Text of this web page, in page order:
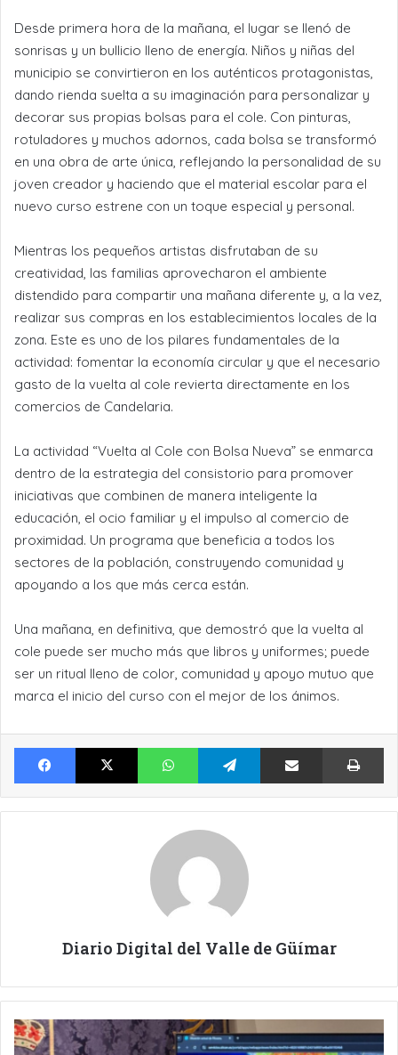
Desde primera hora de la mañana, el lugar se llenó de
sonrisas y un bullicio lleno de energía. Niños y niñas del
municipio se convirtieron en los auténticos protagonistas,
dando rienda suelta a su imaginación para personalizar y
decorar sus propias bolsas para el cole. Con pinturas,
rotuladores y muchos adornos, cada bolsa se transformó
en una obra de arte única, reflejando la personalidad de su
joven creador y haciendo que el material escolar para el
nuevo curso estrene con un toque especial y personal.
Mientras los pequeños artistas disfrutaban de su
creatividad, las familias aprovecharon el ambiente
distendido para compartir una mañana diferente y, a la vez,
realizar sus compras en los establecimientos locales de la
zona. Este es uno de los pilares fundamentales de la
actividad: fomentar la economía circular y que el necesario
gasto de la vuelta al cole revierta directamente en los
comercios de Candelaria.
La actividad “Vuelta al Cole con Bolsa Nueva” se enmarca
dentro de la estrategia del consistorio para promover
iniciativas que combinen de manera inteligente la
educación, el ocio familiar y el impulso al comercio de
proximidad. Un programa que beneficia a todos los
sectores de la población, construyendo comunidad y
apoyando a los que más cerca están.
Una mañana, en definitiva, que demostró que la vuelta al
cole puede ser mucho más que libros y uniformes; puede
ser un ritual lleno de color, comunidad y apoyo mutuo que
marca el inicio del curso con el mejor de los ánimos.
Facebook X WhatsApp Telegram Compartir por Email
Diario Digital del Valle de Güímar
EL
CABILDO